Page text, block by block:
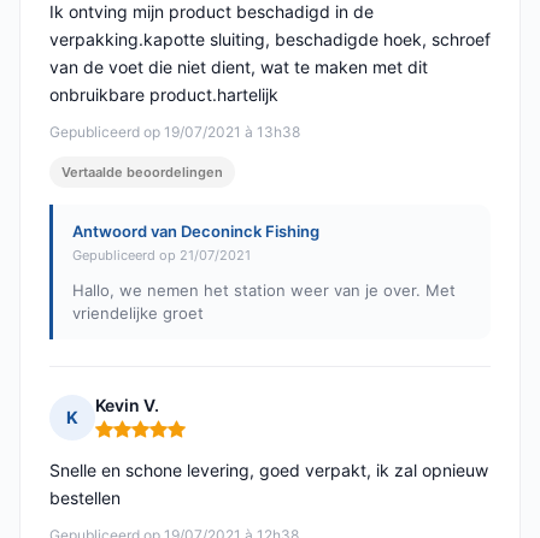
Gepubliceerd op 19/07/2021 à 13h38
Ik ontving mijn product beschadigd in de
verpakking.kapotte sluiting, beschadigde hoek, schroef
van de voet die niet dient, wat te maken met dit
onbruikbare product.hartelijk
Vertaalde beoordelingen
Antwoord van Deconinck Fishing
Gepubliceerd op 21/07/2021
Hallo, we nemen het station weer van je over. Met
vriendelijke groet
K
Kevin V.
Opmerking: 5 van 5
Snelle en schone levering, goed verpakt, ik zal opnieuw
bestellen